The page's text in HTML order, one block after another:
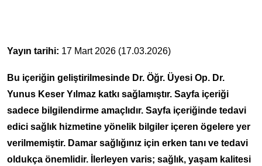
Yayın tarihi: 17 Mart 2026 (17.03.2026)
Bu içeriğin geliştirilmesinde Dr. Öğr. Üyesi Op. Dr.
Yunus Keser Yılmaz katkı sağlamıştır. Sayfa içeriği
sadece bilgilendirme amaçlıdır. Sayfa içeriğinde tedavi
edici sağlık hizmetine yönelik bilgiler içeren ögelere yer
verilmemiştir. Damar sağlığınız için erken tanı ve tedavi
oldukça önemlidir. İlerleyen varis; sağlık, yaşam kalitesi